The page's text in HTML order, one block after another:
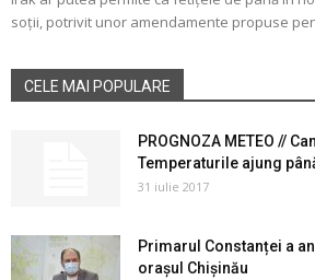
soții, potrivit unor amendamente propuse
CELE MAI POPULARE
PROGNOZA METEO //
Temperaturile ajung
31 iulie 2017
Primarul Constanței a
orașul Chișinău